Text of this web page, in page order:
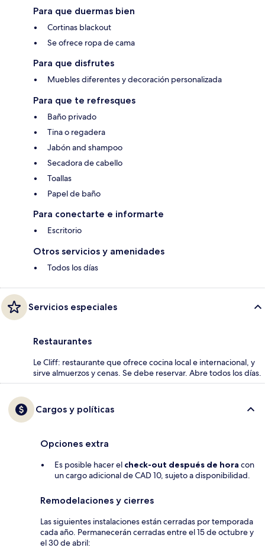
Para que duermas bien
Cortinas blackout
Se ofrece ropa de cama
Para que disfrutes
Muebles diferentes y decoración personalizada
Para que te refresques
Baño privado
Tina o regadera
Jabón and shampoo
Secadora de cabello
Toallas
Papel de baño
Para conectarte e informarte
Escritorio
Otros servicios y amenidades
Todos los días
Servicios especiales
Restaurantes
Le Cliff: restaurante que ofrece cocina local e internacional, y
sirve almuerzos y cenas. Se debe reservar. Abre todos los días.
Cargos y políticas
Opciones extra
Es posible hacer el check-out después de hora con
un cargo adicional de CAD 10, sujeto a disponibilidad.
Remodelaciones y cierres
Las siguientes instalaciones están cerradas por temporada
cada año. Permanecerán cerradas entre el 15 de octubre y
el 30 de abril: